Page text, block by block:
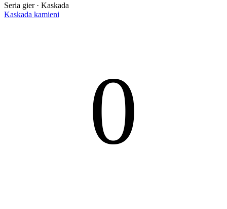
Seria gier · Kaskada
Kaskada kamieni
0